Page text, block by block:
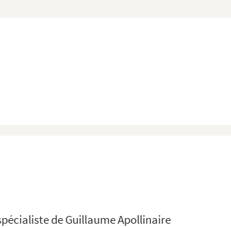
de Guillaume Apollinaire